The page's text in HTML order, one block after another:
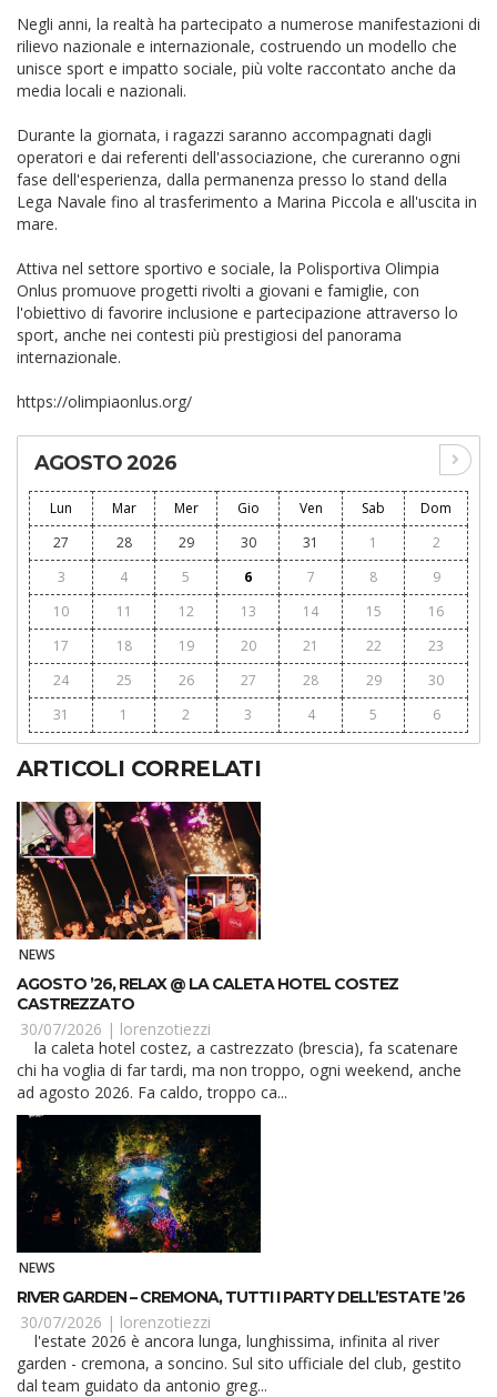
Negli anni, la realtà ha partecipato a numerose manifestazioni di
rilievo nazionale e internazionale, costruendo un modello che
unisce sport e impatto sociale, più volte raccontato anche da
media locali e nazionali.
Durante la giornata, i ragazzi saranno accompagnati dagli
operatori e dai referenti dell'associazione, che cureranno ogni
fase dell'esperienza, dalla permanenza presso lo stand della
Lega Navale fino al trasferimento a Marina Piccola e all'uscita in
mare.
Attiva nel settore sportivo e sociale, la Polisportiva Olimpia
Onlus promuove progetti rivolti a giovani e famiglie, con
l'obiettivo di favorire inclusione e partecipazione attraverso lo
sport, anche nei contesti più prestigiosi del panorama
internazionale.
https://olimpiaonlus.org/
AGOSTO 2026
Lun Mar Mer Gio Ven Sab
Dom
27
28 29 30 31 1
2
3
4 5 6 7 8
9
10
11 12 13 14 15
16
17
18 19 20 21 22
23
24
25 26 27 28 29
30
31
1 2 3 4 5 6
ARTICOLI CORRELATI
NEWS
AGOSTO ’26, RELAX @ LA CALETA HOTEL COSTEZ
CASTREZZATO
30/07/2026 | lorenzotiezzi
chi ha voglia di far tardi, ma non troppo, ogni weekend, anche
ad agosto 2026. Fa caldo, troppo ca...
NEWS
RIVER GARDEN – CREMONA, TUTTI I PARTY DELL’ESTATE ’26
30/07/2026 | lorenzotiezzi
garden - cremona, a soncino. Sul sito ufficiale del club, gestito
dal team guidato da antonio greg...